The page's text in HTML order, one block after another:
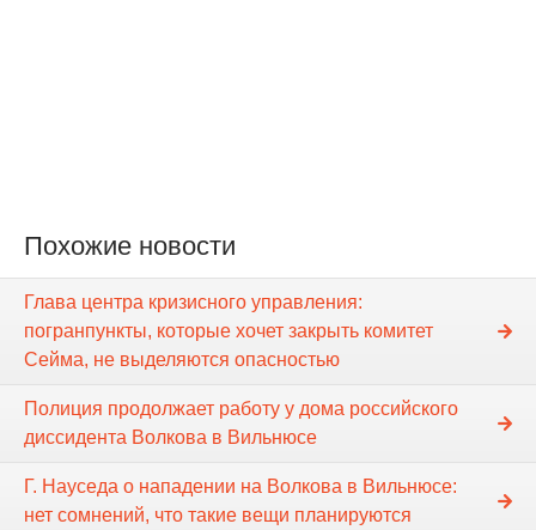
Похожие новости
Глава центра кризисного управления:
погранпункты, которые хочет закрыть комитет
Сейма, не выделяются опасностью
Полиция продолжает работу у дома российского
диссидента Волкова в Вильнюсе
Г. Науседа о нападении на Волкова в Вильнюсе:
нет сомнений, что такие вещи планируются